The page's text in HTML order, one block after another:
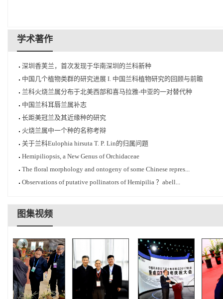
学术著作
深圳香荚兰，首次发现于华南深圳的兰科新种
中国几个植物类群的研究进展 I. 中国兰科植物研究的回顾与前瞻
兰科火烧兰属分布于北美西部和喜马拉雅-中亚的一对替代种
中国兰科耳唇兰属补志
长距美冠兰及其近缘种的研究
火烧兰属中一个种的名称考辩
关于兰科Eulophia hirsuta T. P. Lin的归属问题
Hemipiliopsis, a New Genus of Orchidaceae
The floral morphology and ontogeny of some Chinese repres...
Observations of putative pollinators of Hemipilia ？abell...
图集视频